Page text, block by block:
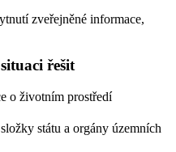
zveřejněné informace,
řešit
o životním prostředí
státu a orgány územních